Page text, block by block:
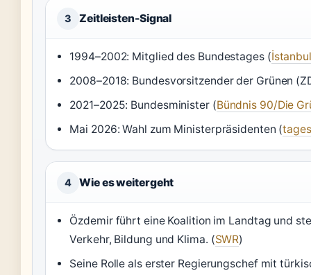
3 Zeitleisten-Signal
1994–2002: Mitglied des Bundestages (
2008–2018: Bundesvorsitzender der Grünen
2021–2025: Bundesminister (Bündnis 90/Die
Mai 2026: Wahl zum Ministerpräsidenten (
4 Wie es weitergeht
Özdemir führt eine Koalition im Landtag und
Verkehr, Bildung und Klima. (SWR)
Seine Rolle als erster Regierungschef mit